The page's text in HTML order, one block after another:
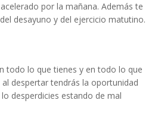
por la mañana. Además te
desayuno y del ejercicio matutino.
todo lo que tienes y en todo lo que
despertar tendrás la oportunidad
desperdicies estando de mal